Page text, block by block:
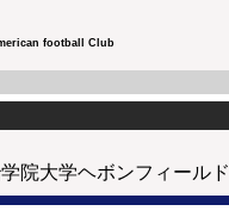
football Club
院大学ヘボンフィールド